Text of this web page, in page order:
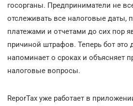
госорганы. Предприниматели не
отслеживать все налоговые даты,
платежами и отчетами до сих пор
причиной штрафов. Теперь бот это
напоминает о сроках и объясняет
налоговые вопросы.
ReporTax уже работает в